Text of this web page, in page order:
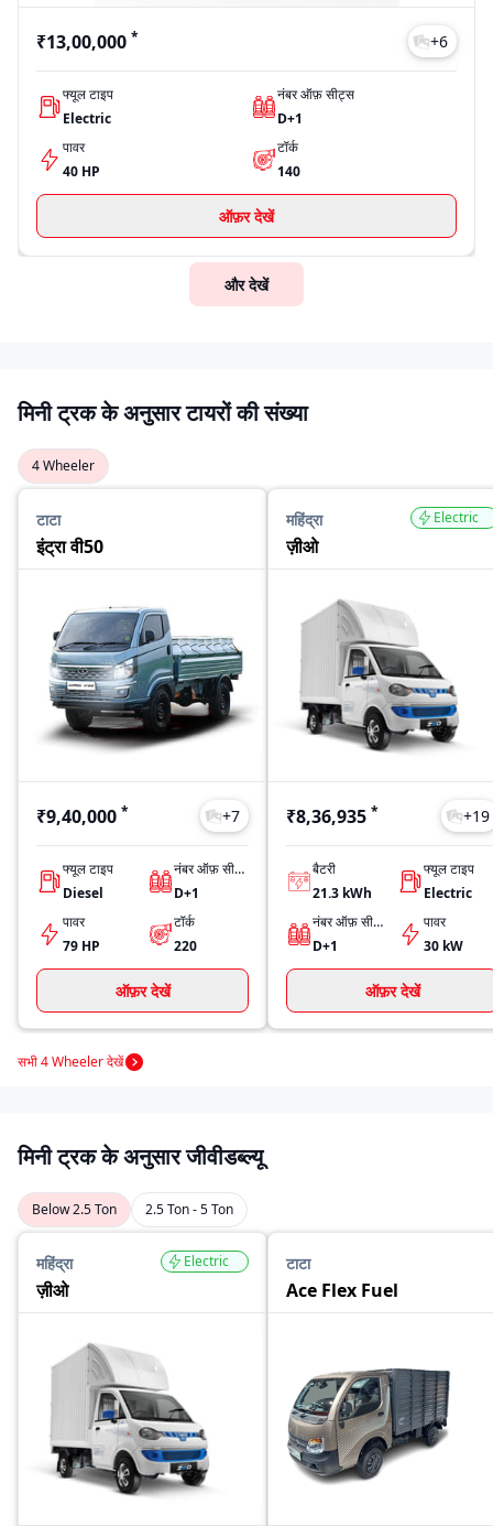
₹13,00,000 * +6
फ्यूल टाइप
Electric
नंबर ऑफ़ सीट्स
D+1
पावर
40 HP
टॉर्क
140
ऑफ़र देखें
और देखें
मिनी ट्रक के अनुसार टायरों की संख्या
4 Wheeler
टाटा
इंट्रा वी50
₹9,40,000 * +7
फ्यूल टाइप
Diesel
नंबर ऑफ़ सीट्स
D+1
पावर
79 HP
टॉर्क
220
ऑफ़र देखें
महिंद्रा
ज़ीओ
Electric
₹8,36,935 * +19
बैटरी
21.3 kWh
फ्यूल टाइप
Electric
नंबर ऑफ़ सीट्स
D+1
पावर
30 kW
ऑफ़र देखें
सभी 4 Wheeler देखें
मिनी ट्रक के अनुसार जीवीडब्ल्यू
Below 2.5 Ton 2.5 Ton - 5 Ton
महिंद्रा
ज़ीओ
Electric टाटा
Ace Flex Fuel